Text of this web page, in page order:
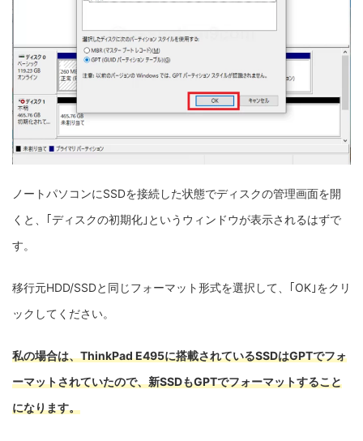
ノートパソコンにSSDを接続した状態でディスクの管理画面を開
くと、｢ディスクの初期化｣というウィンドウが表示されるはずで
す。
移行元HDD/SSDと同じフォーマット形式を選択して、｢OK｣をクリ
ックしてください。
私の場合は、ThinkPad E495に搭載されているSSDはGPTでフォ
ーマットされていたので、新SSDもGPTでフォーマットすること
になります。